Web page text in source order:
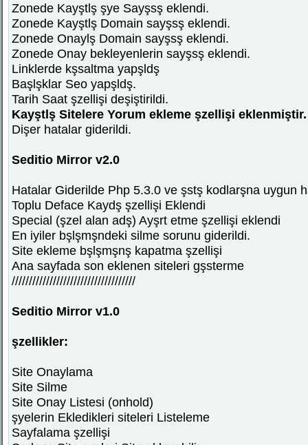
Zonede Kayştlş şye Sayşsş eklendi.
Zonede Kayştlş Domain sayşsş eklendi.
Zonede Onaylş Domain sayşsş eklendi.
Zonede Onay bekleyenlerin sayşsş eklendi.
Linklerde kşsaltma yapşldş
Başlşklar Seo yapşldş.
Tarih Saat şzellişi deşiştirildi.
Kayştlş Sitelere Yorum ekleme şzellişi eklenmiştir.
Dişer hatalar giderildi.
Seditio Mirror v2.0
Hatalar Giderilde Php 5.3.0 ve şstş kodlarşna uygun
Toplu Deface Kaydş şzellişi Eklendi
Special (şzel alan adş) Ayşrt etme şzellişi eklendi
En iyiler bşlşmşndeki silme sorunu giderildi.
Site ekleme bşlşmşnş kapatma şzellişi
Ana sayfada son eklenen siteleri gşsterme
////////////////////////////////////
Seditio Mirror v1.0
şzellikler:
Site Onaylama
Site Silme
Site Onay Listesi (onhold)
şyelerin Ekledikleri siteleri Listeleme
Sayfalama şzellişi